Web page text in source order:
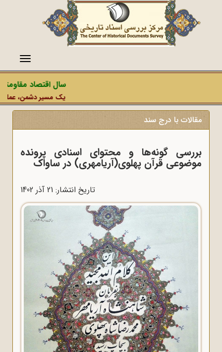
منو
سال اقتصاد
یک مسیر دشمن،
مقالات با درج سند
بررسی گونه‌ها و محتوای اسنادی پرونده
موضوعی قرآن پهلوی(آریامهری) در ساواک
تاریخ انتشار: 21 آذر 1402